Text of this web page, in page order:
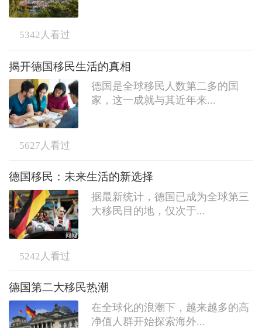
5342 人看过
揭开德国移民生活的真相
德国是全球移民人数第二多的国
家，这一成就与其近年来...
5627 人看过
德国移民：未来生活的新选择
据最新统计，德国已成为全球第三
大移民目的地，仅次于...
5242 人看过
德国第二大移民热潮
在全球化的浪潮下，越来越多的高
净值人群开始探索海外...